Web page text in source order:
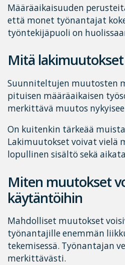
Määräaikaisuuden
että monet työnantajat
työntekijäpuoli on
Mitä
Suunniteltujen muutosten
pituisen määräaikaisen
merkittävä muutos
On kuitenkin tärkeää
Lakimuutokset voivat vielä
lopullinen sisältö sekä
Miten muutokset
käytäntöihin
Mahdolliset muutokset
työnantajille enemmän
tekemisessä. Työnantajan
merkittävästi.